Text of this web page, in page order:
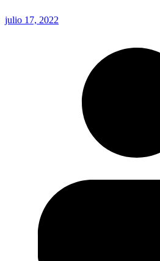
julio 17, 2022